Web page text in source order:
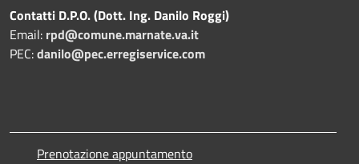
Contatti D.P.O. (Dott. Ing. Danilo Roggi)
Email: rpd@comune.marnate.va.it
PEC:danilo@pec.erregiservice.com
Prenotazione appuntamento